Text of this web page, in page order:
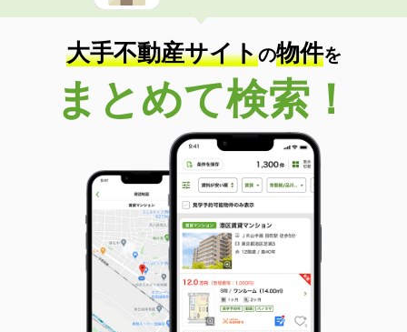
大手不動産サイトの物件を
まとめて検索！